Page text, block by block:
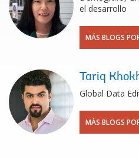
el desarrollo
MÁS BLOGS
Tariq
Global Data
MÁS BLOGS